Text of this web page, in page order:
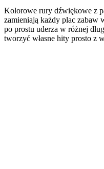
Kolorowe rury dźwiękowe z
zamieniają każdy plac zabaw
po prostu uderza w różnej
tworzyć własne hity prosto z